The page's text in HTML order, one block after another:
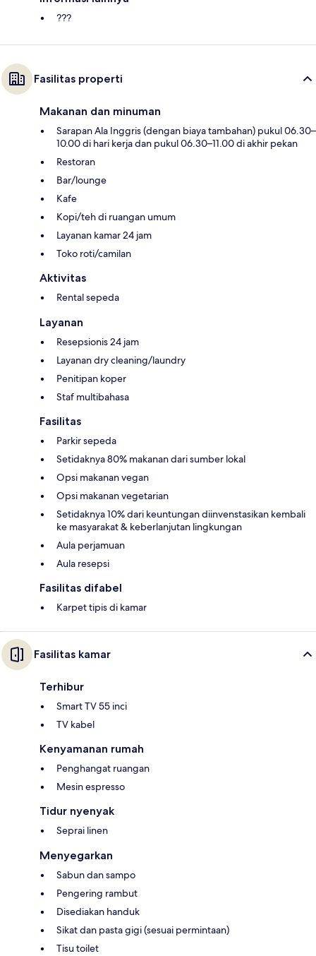
???
Fasilitas properti
Makanan dan minuman
Sarapan Ala Inggris (dengan biaya tambahan) pukul 06.30–
10.00 di hari kerja dan pukul 06.30–11.00 di akhir pekan
Restoran
Bar/lounge
Kafe
Kopi/teh di ruangan umum
Layanan kamar 24 jam
Toko roti/camilan
Aktivitas
Rental sepeda
Layanan
Resepsionis 24 jam
Layanan dry cleaning/laundry
Penitipan koper
Staf multibahasa
Fasilitas
Parkir sepeda
Setidaknya 80% makanan dari sumber lokal
Opsi makanan vegan
Opsi makanan vegetarian
Setidaknya 10% dari keuntungan diinvenstasikan kembali
ke masyarakat & keberlanjutan lingkungan
Aula perjamuan
Aula resepsi
Fasilitas difabel
Karpet tipis di kamar
Fasilitas kamar
Terhibur
Smart TV 55 inci
TV kabel
Kenyamanan rumah
Penghangat ruangan
Mesin espresso
Tidur nyenyak
Seprai linen
Menyegarkan
Sabun dan sampo
Pengering rambut
Disediakan handuk
Sikat dan pasta gigi (sesuai permintaan)
Tisu toilet